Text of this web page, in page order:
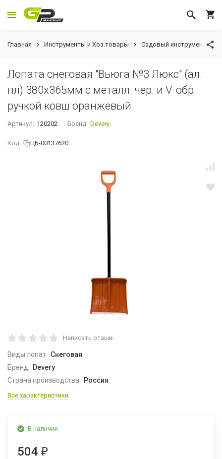
Главная Инструменты и Хоз.товары Садовый инструмент
Лопата снеговая "Вьюга №3 Люкс" (ал.
пл) 380х365мм с металл. чер. и V-обр
ручкой ковш оранжевый
Артикул: 120202 Бренд: Devery
Код: ЦБ-00137620
Написать отзыв
Виды лопат: Снеговая
Бренд: Devery
Страна производства: Россия
Все характеристики
В наличии
504 ₽